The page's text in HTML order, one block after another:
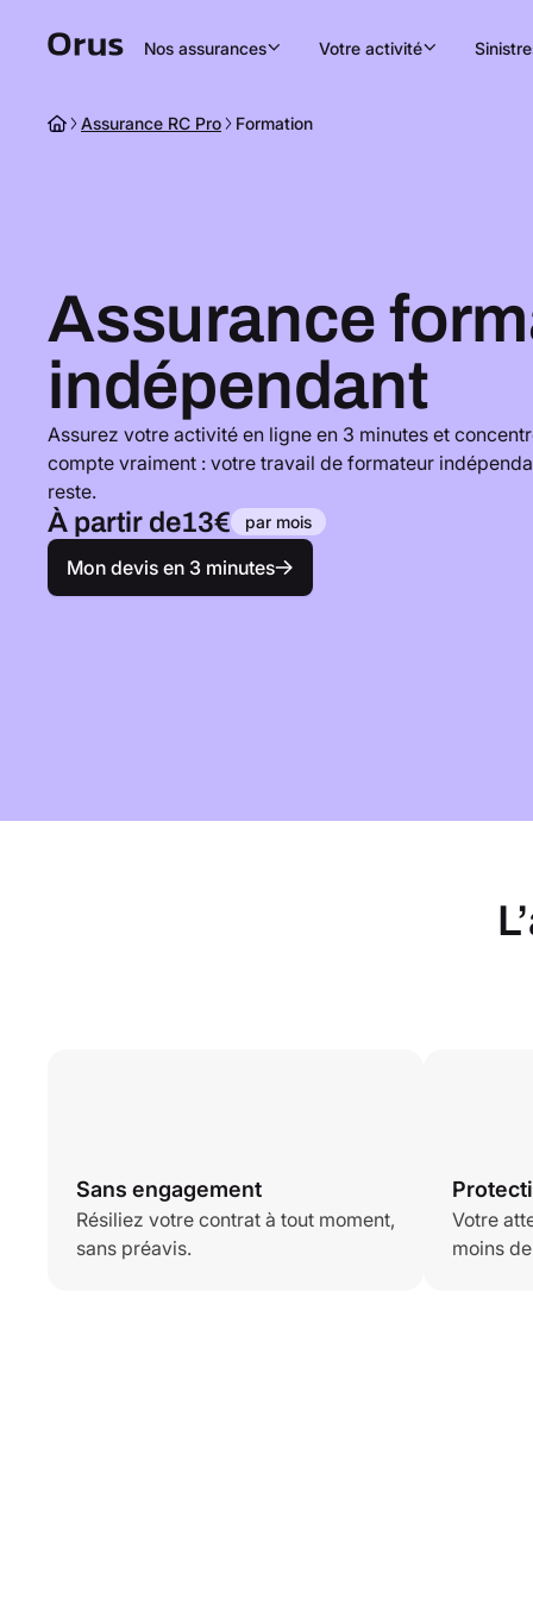
Nos assurances Votre activité
Assurance RC Pro Formation
Assurance
indépendant
Assurez votre activité en ligne en 3 minutes et
compte vraiment : votre travail de formateur
reste.
À partir de13€ par mois
Mon devis en 3 minutes
Sans engagement
Résiliez votre contrat à tout moment,
sans préavis.
Votre
moins